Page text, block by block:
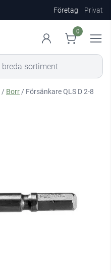
Företag Privat
0
/ Borr / Försänkare QLS D 2-8